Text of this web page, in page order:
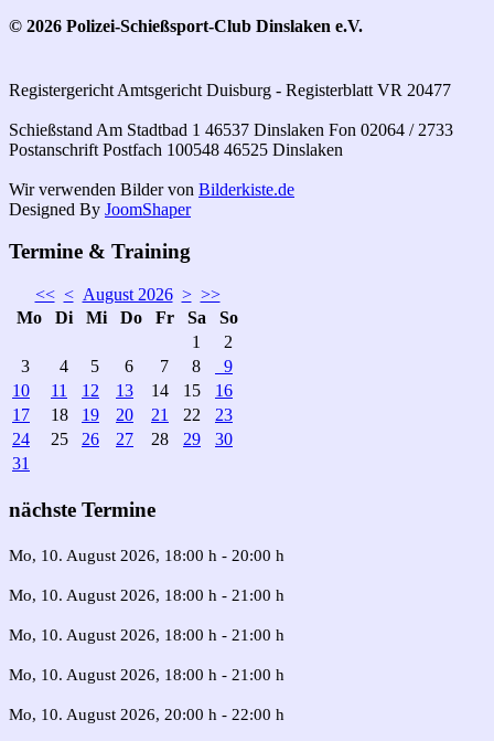
© 2026 Polizei-Schießsport-Club Dinslaken e.V.
Registergericht Amtsgericht Duisburg - Registerblatt VR 20477
Schießstand Am Stadtbad 1 46537 Dinslaken Fon 02064 / 2733
Postanschrift Postfach 100548 46525 Dinslaken
Wir verwenden Bilder von Bilderkiste.de
Designed By JoomShaper
Termine & Training
<< < August 2026 > >>
Mo
Di Mi Do Fr Sa
So
1
2
3
4 5 6 7 8
9
10
11 12 13 14 15
16
17
18 19 20 21 22
23
24
25 26 27 28 29
30
31
nächste Termine
Mo, 10. August 2026, 18:00 h - 20:00 h
Mo, 10. August 2026, 18:00 h - 21:00 h
Mo, 10. August 2026, 18:00 h - 21:00 h
Mo, 10. August 2026, 18:00 h - 21:00 h
Mo, 10. August 2026, 20:00 h - 22:00 h